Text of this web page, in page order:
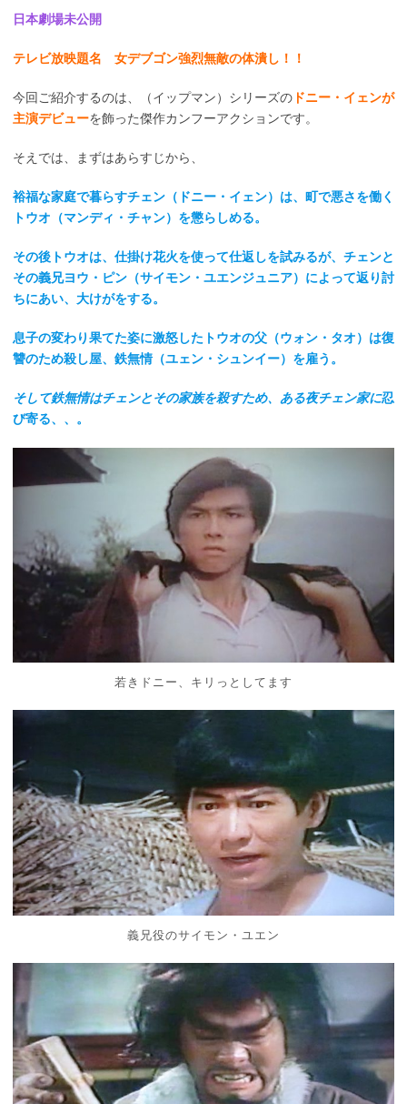
日本劇場未公開
テレビ放映題名 女デブゴン強烈無敵の体潰し！！
今回ご紹介するのは、（イップマン）シリーズの ドニー・イェンが
主演デビューを飾った傑作カンフーアクションです。
そえでは、まずはあらすじから、
裕福な家庭で暮らすチェン（ドニー・イェン）は、町で悪さを働く
トウオ（マンディ・チャン）を懲らしめる。
その後トウオは、仕掛け花火を使って仕返しを試みるが、チェンと
その義兄ヨウ・ピン（サイモン・ユエンジュニア）によって返り討
ちにあい、大けがをする。
息子の変わり果てた姿に激怒したトウオの父（ウォン・タオ）は復
讐のため殺し屋、鉄無情（ユェン・シュンイー）を雇う。
そして鉄無情はチェンとその家族を殺すため、ある夜チェン家に忍
び寄る、、。
若きドニー、キリっとしてます
義兄役のサイモン・ユエン